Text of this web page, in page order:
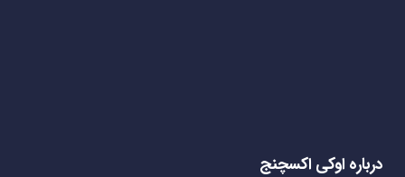
درباره اوکی اکسچنج